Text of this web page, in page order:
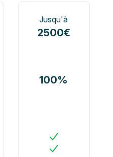
Jusqu'à
2500€
100%
Oui